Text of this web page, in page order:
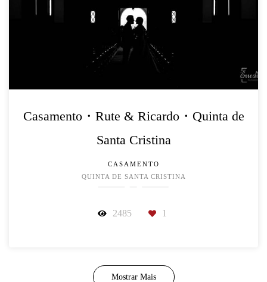
Casamento・Rute & Ricardo・Quinta de
Santa Cristina
CASAMENTO
QUINTA DE SANTA CRISTINA
2485 1
Mostrar Mais